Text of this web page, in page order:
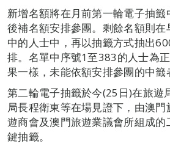
新增名額將在月前第一輪電子抽
後補名額安排參團。剩餘名額則
中的人士中，再以抽籤方式抽出
排。名單中序號1至383的人士為
果一樣，未能依額安排參團的中籤
第二輪電子抽籤於今(25日)在旅遊
局長程衛東等在場見證下，由澳
遊商會及澳門旅遊業議會所組成
鍵抽籤。